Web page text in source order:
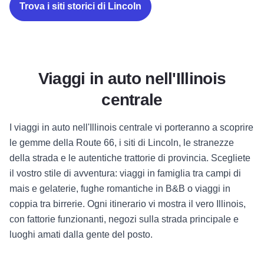
Trova i siti storici di Lincoln
Viaggi in auto nell'Illinois
centrale
I viaggi in auto nell'Illinois centrale vi porteranno a scoprire
le gemme della Route 66, i siti di Lincoln, le stranezze
della strada e le autentiche trattorie di provincia. Scegliete
il vostro stile di avventura: viaggi in famiglia tra campi di
mais e gelaterie, fughe romantiche in B&B o viaggi in
coppia tra birrerie. Ogni itinerario vi mostra il vero Illinois,
con fattorie funzionanti, negozi sulla strada principale e
luoghi amati dalla gente del posto.